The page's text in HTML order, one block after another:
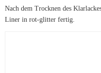
Nach dem Trocknen des
Liner in rot-glitter fertig.